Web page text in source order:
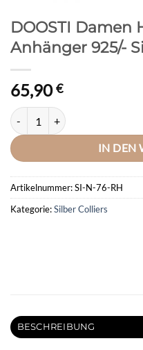
DOOSTI Damen
Anhänger 925/-
65,90€
DOOSTI Damen Halskette
IN DEN
Artikelnummer:SI-N-76-RH
Kategorie:Silber Colliers
BESCHREIBUNG